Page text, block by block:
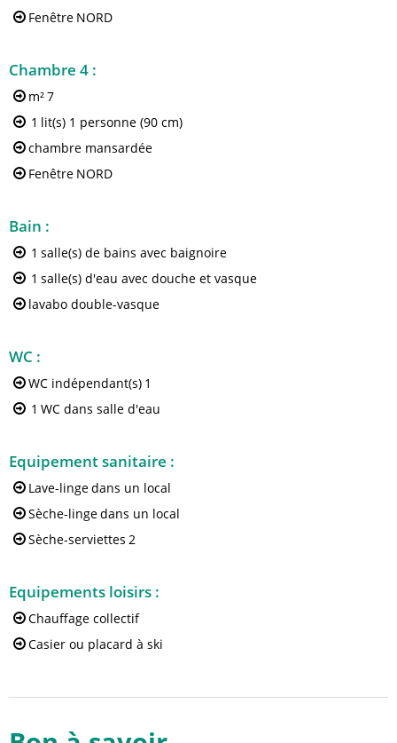
Fenêtre NORD
Chambre 4 :
m²7
1
lit(s) 1 personne (90 cm)
chambre mansardée
Fenêtre NORD
Bain :
1 salle(s) de bains avec baignoire
1 salle(s) d'eau avec douche et vasque
lavabo double-vasque
WC :
WC indépendant(s) 1
1 WC dans salle d'eau
Equipement sanitaire :
Lave-lingedans un local
Sèche-lingedans un local
Sèche-serviettes 2
Equipements loisirs :
Chauffage collectif
Casier ou placard à ski